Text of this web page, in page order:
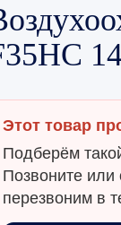
Этот товар
Подберём
Позвоните или
перезвоним в